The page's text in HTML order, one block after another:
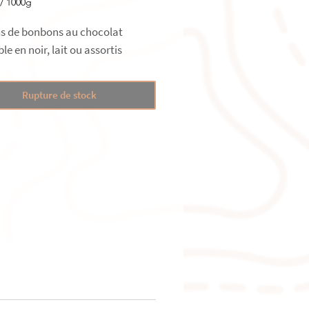
de bonbons au chocolat
en noir, lait ou assortis
Rupture de stock